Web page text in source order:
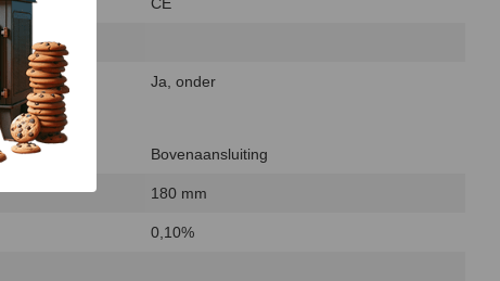
Ja, onder
Bovenaansluiting
180 mm
0,10%